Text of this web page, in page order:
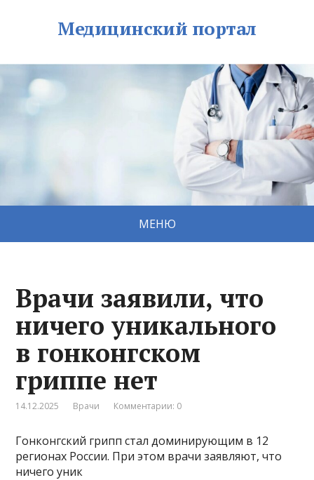
Медицинский портал
МЕНЮ
Врачи заявили, что
ничего уникального
в гонконгском
гриппе нет
14.12.2025 Врачи Комментарии: 0
Гонконгский грипп стал доминирующим в 12
регионах России. При этом врачи заявляют, что
ничего уник